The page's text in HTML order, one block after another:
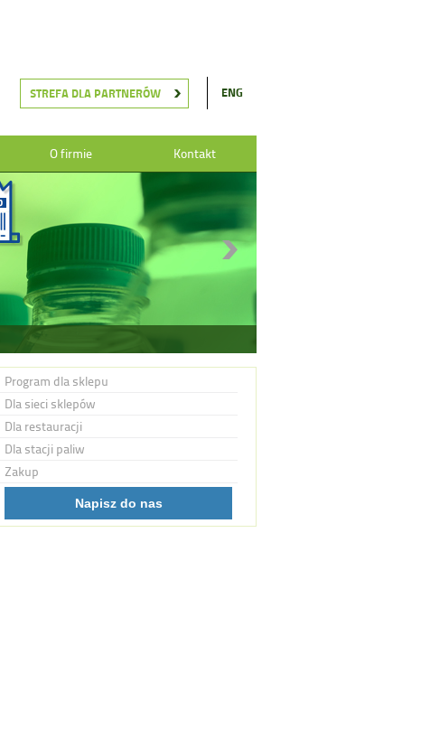
STREFA DLA PARTNERÓW ENG
O firmie Kontakt
Program dla sklepu
Dla sieci sklepów
Dla restauracji
Dla stacji paliw
Zakup
Napisz do nas